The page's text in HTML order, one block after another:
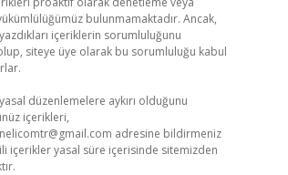
bulunmamaktadır. Ancak,
içeriklerin sorumluluğunu
siteye üye olarak bu sorumluluğu kabul
düzenlemelere aykırı olduğunu
içerikleri,
adresine bildirmeniz
içerikler yasal süre içerisinde sitemizden